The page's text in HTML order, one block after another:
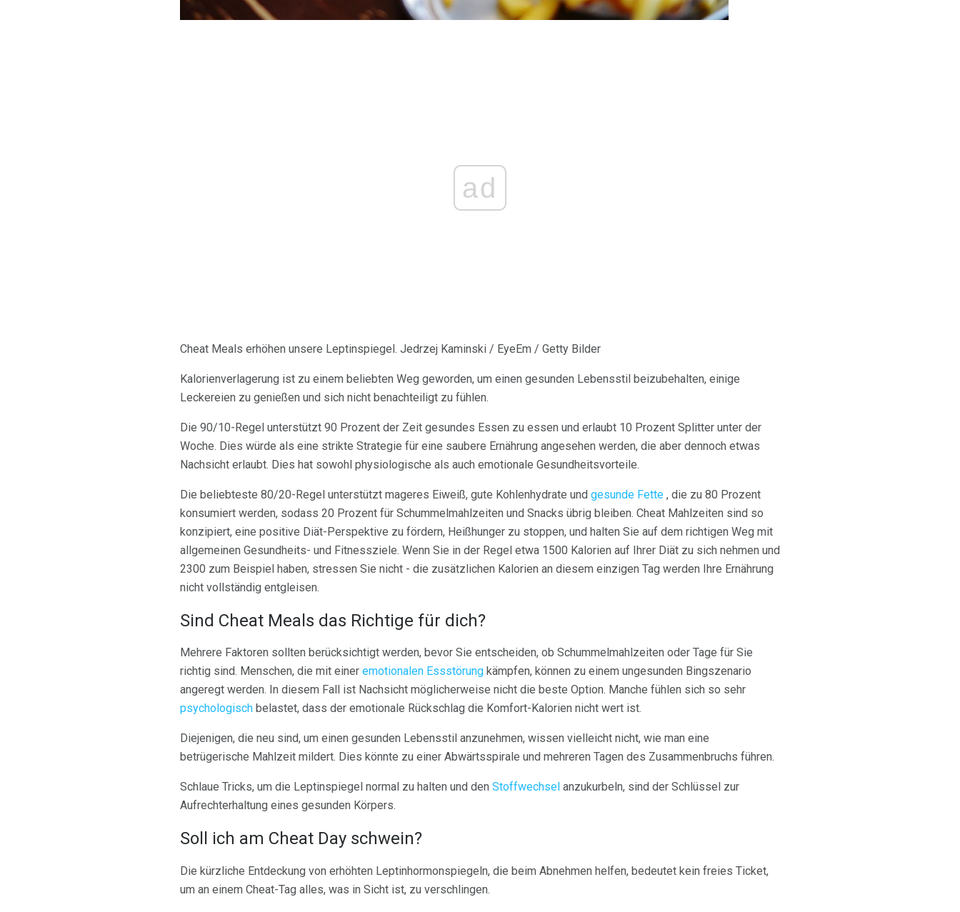
ad
Cheat Meals erhöhen unsere Leptinspiegel. Jedrzej Kaminski / EyeEm / Getty Bilder
Kalorienverlagerung ist zu einem beliebten Weg geworden, um einen gesunden Lebensstil beizubehalten, einige
Leckereien zu genießen und sich nicht benachteiligt zu fühlen.
Die 90/10-Regel unterstützt 90 Prozent der Zeit gesundes Essen zu essen und erlaubt 10 Prozent Splitter unter der
Woche. Dies würde als eine strikte Strategie für eine saubere Ernährung angesehen werden, die aber dennoch etwas
Nachsicht erlaubt. Dies hat sowohl physiologische als auch emotionale Gesundheitsvorteile.
Die beliebteste 80/20-Regel unterstützt mageres Eiweiß, gute Kohlenhydrate und gesunde Fette , die zu 80 Prozent
konsumiert werden, sodass 20 Prozent für Schummelmahlzeiten und Snacks übrig bleiben. Cheat Mahlzeiten sind so
konzipiert, eine positive Diät-Perspektive zu fördern, Heißhunger zu stoppen, und halten Sie auf dem richtigen Weg mit
allgemeinen Gesundheits- und Fitnessziele. Wenn Sie in der Regel etwa 1500 Kalorien auf Ihrer Diät zu sich nehmen und
2300 zum Beispiel haben, stressen Sie nicht - die zusätzlichen Kalorien an diesem einzigen Tag werden Ihre Ernährung
nicht vollständig entgleisen.
Sind Cheat Meals das Richtige für dich?
Mehrere Faktoren sollten berücksichtigt werden, bevor Sie entscheiden, ob Schummelmahlzeiten oder Tage für Sie
richtig sind. Menschen, die mit einer emotionalen Essstörung kämpfen, können zu einem ungesunden Bingszenario
angeregt werden. In diesem Fall ist Nachsicht möglicherweise nicht die beste Option. Manche fühlen sich so sehr
psychologisch belastet, dass der emotionale Rückschlag die Komfort-Kalorien nicht wert ist.
Diejenigen, die neu sind, um einen gesunden Lebensstil anzunehmen, wissen vielleicht nicht, wie man eine
betrügerische Mahlzeit mildert. Dies könnte zu einer Abwärtsspirale und mehreren Tagen des Zusammenbruchs führen.
Schlaue Tricks, um die Leptinspiegel normal zu halten und den Stoffwechsel anzukurbeln, sind der Schlüssel zur
Aufrechterhaltung eines gesunden Körpers.
Soll ich am Cheat Day schwein?
Die kürzliche Entdeckung von erhöhten Leptinhormonspiegeln, die beim Abnehmen helfen, bedeutet kein freies Ticket,
um an einem Cheat-Tag alles, was in Sicht ist, zu verschlingen.